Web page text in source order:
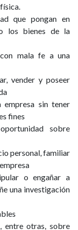
que pongan en
los bienes de la
mala fe a una
vender y poseer
empresa sin tener
fines
sobre
personal, familiar
o engañar a
una investigación
entre otras, sobre